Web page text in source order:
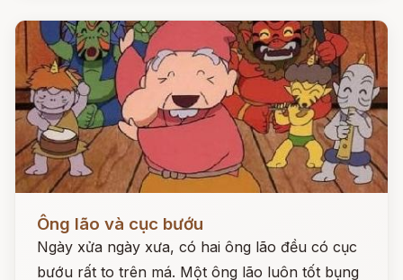
Đọc ngay
Ông lão và cục bướu
Ngày xửa ngày xưa, có hai ông lão đều có cục
bướu rất to trên má. Một ông lão luôn tốt bụng